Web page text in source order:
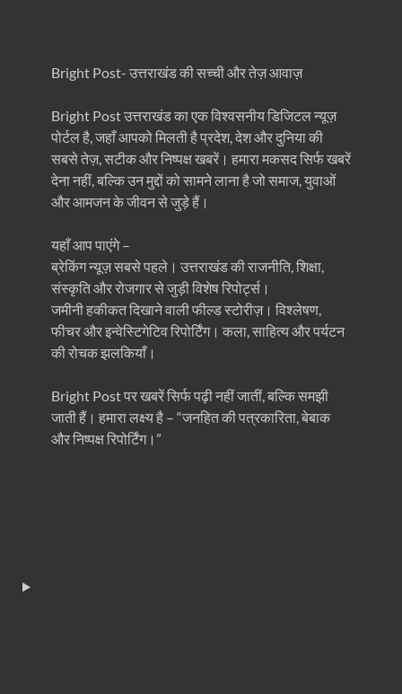
Bright Post- उत्तराखंड की सच्ची और तेज़ आवाज़
Bright Post उत्तराखंड का एक विश्वसनीय डिजिटल न्यूज़
पोर्टल है, जहाँ आपको मिलती है प्रदेश, देश और दुनिया की
सबसे तेज़, सटीक और निष्पक्ष खबरें। हमारा मकसद सिर्फ खबरें
देना नहीं, बल्कि उन मुद्दों को सामने लाना है जो समाज, युवाओं
और आमजन के जीवन से जुड़े हैं।
यहाँ आप पाएंगे –
ब्रेकिंग न्यूज़ सबसे पहले। उत्तराखंड की राजनीति, शिक्षा,
संस्कृति और रोजगार से जुड़ी विशेष रिपोर्ट्स।
जमीनी हकीकत दिखाने वाली फील्ड स्टोरीज़। विश्लेषण,
फीचर और इन्वेस्टिगेटिव रिपोर्टिंग। कला, साहित्य और पर्यटन
की रोचक झलकियाँ।
Bright Post पर खबरें सिर्फ पढ़ी नहीं जातीं, बल्कि समझी
जाती हैं। हमारा लक्ष्य है – “जनहित की पत्रकारिता, बेबाक
और निष्पक्ष रिपोर्टिंग।”